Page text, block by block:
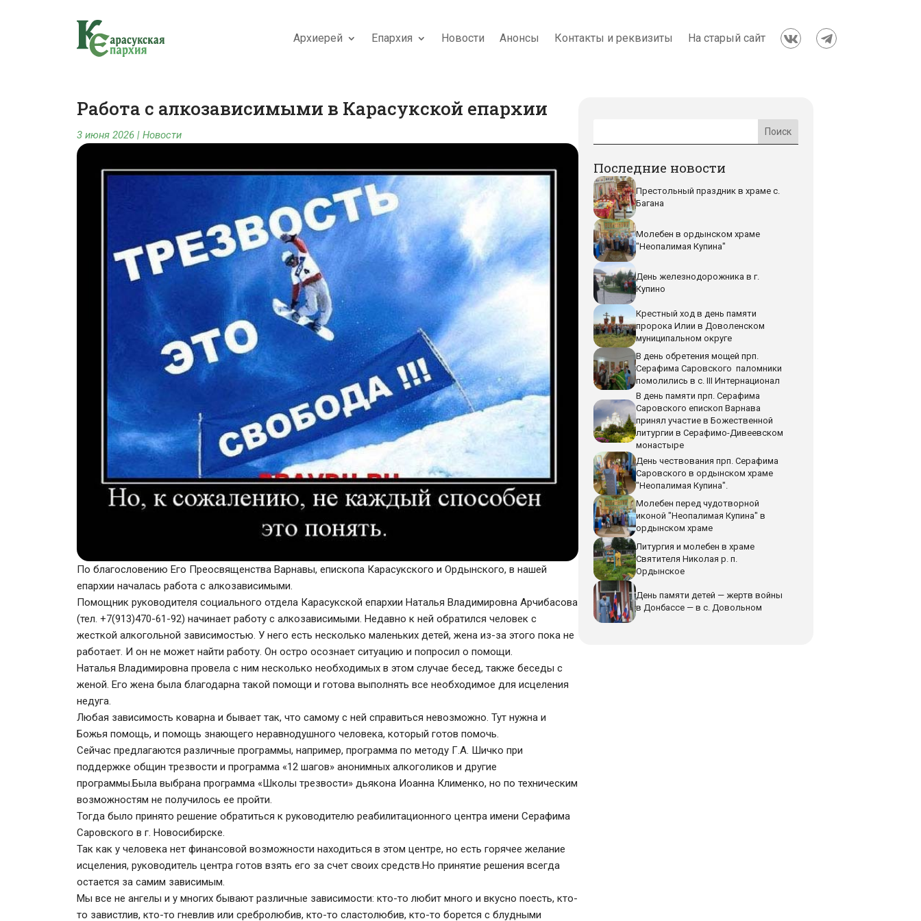
Архиерей Епархия Новости Анонсы Контакты и реквизиты На старый сайт  
Работа с алкозависимыми в Карасукской епархии
3 июня 2026 | Новости
По благословению Его Преосвященства Варнавы, епископа Карасукского и Ордынского, в нашей
епархии началась работа с алкозависимыми.
Помощник руководителя социального отдела Карасукской епархии Наталья Владимировна Арчибасова
(тел. +7(913)470-61-92) начинает работу с алкозависимыми. Недавно к ней обратился человек с
жесткой алкогольной зависимостью. У него есть несколько маленьких детей, жена из-за этого пока не
работает. И он не может найти работу. Он остро осознает ситуацию и попросил о помощи.
Наталья Владимировна провела с ним несколько необходимых в этом случае бесед, также беседы с
женой. Его жена была благодарна такой помощи и готова выполнять все необходимое для исцеления
недуга.
Любая зависимость коварна и бывает так, что самому с ней справиться невозможно. Тут нужна и
Божья помощь, и помощь знающего неравнодушного человека, который готов помочь.
Сейчас предлагаются различные программы, например, программа по методу Г.А. Шичко при
поддержке общин трезвости и программа «12 шагов» анонимных алкоголиков и другие
программы.Была выбрана программа «Школы трезвости» дьякона Иоанна Клименко, но по техническим
возможностям не получилось ее пройти.
Тогда было принято решение обратиться к руководителю реабилитационного центра имени Серафима
Саровского в г. Новосибирске.
Так как у человека нет финансовой возможности находиться в этом центре, но есть горячее желание
исцеления, руководитель центра готов взять его за счет своих средств.Но принятие решения всегда
остается за самим зависимым.
Мы все не ангелы и у многих бывают различные зависимости: кто-то любит много и вкусно поесть, кто-
то завистлив, кто-то гневлив или сребролюбив, кто-то сластолюбив, кто-то борется с блудными
Последние новости
Престольный праздник в храме с.
Багана
Молебен в ордынском храме
"Неопалимая Купина"
День железнодорожника в г.
Купино
Крестный ход в день памяти
пророка Илии в Доволенском
муниципальном округе
В день обретения мощей прп.
Серафима Саровского паломники
помолились в с. III Интернационал
В день памяти прп. Серафима
Саровского епископ Варнава
принял участие в Божественной
литургии в Серафимо-Дивеевском
монастыре
День чествования прп. Серафима
Саровского в ордынском храме
"Неопалимая Купина".
Молебен перед чудотворной
иконой "Неопалимая Купина" в
ордынском храме
Литургия и молебен в храме
Святителя Николая р. п.
Ордынское
День памяти детей — жертв войны
в Донбассе — в с. Довольном